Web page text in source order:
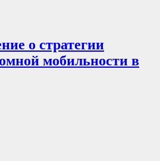
о стратегии
мобильности в